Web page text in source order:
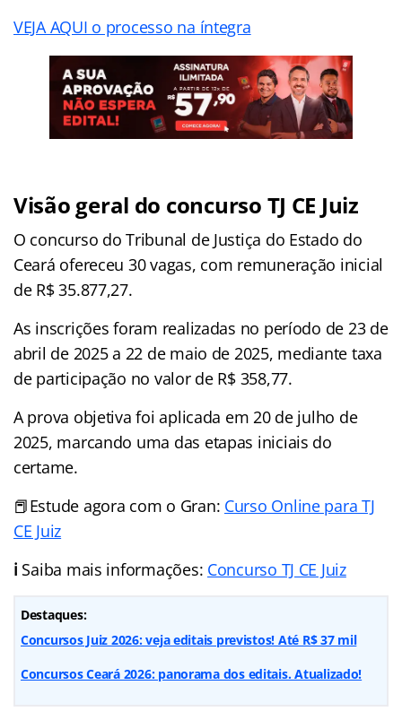
VEJA AQUI o processo na íntegra
Visão geral do concurso TJ CE Juiz
O concurso do Tribunal de Justiça do Estado do
Ceará ofereceu 30 vagas, com remuneração inicial
de R$ 35.877,27.
As inscrições foram realizadas no período de 23 de
abril de 2025 a 22 de maio de 2025, mediante taxa
de participação no valor de R$ 358,77.
A prova objetiva foi aplicada em 20 de julho de
2025, marcando uma das etapas iniciais do
certame.
📕Estude agora com o Gran: Curso Online para TJ
CE Juiz
ℹ️ Saiba mais informações: Concurso TJ CE Juiz
Destaques:
Concursos Juiz 2026: veja editais previstos! Até R$ 37 mil
Concursos Ceará 2026: panorama dos editais. Atualizado!